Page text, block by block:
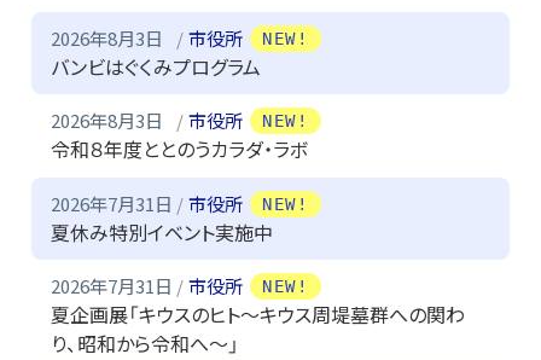
2026年8月3日 市役所
バンビはぐくみプログラム
NEW!
2026年8月3日 市役所
令和８年度ととのうカラダ・ラボ
NEW!
2026年7月31日 市役所
夏休み特別イベント実施中
NEW!
2026年7月31日 市役所
夏企画展「キウスのヒト～キウス周堤墓群への関わ
り、昭和から令和へ～」
NEW!